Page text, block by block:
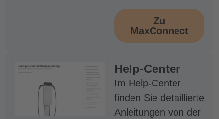
Zu
MaxConnect
Help-Center
Im Help-Center
finden Sie detaillierte
Anleitungen von der